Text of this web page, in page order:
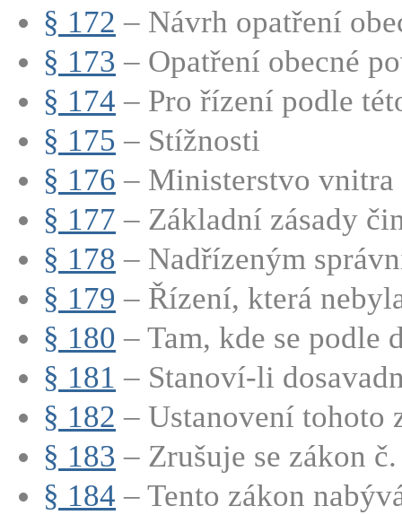
§ 172 – Návrh opatření
§ 173 – Opatření obecné
§ 174 – Pro řízení podle
§ 175 – Stížnosti
§ 176 – Ministerstvo vnitra
§ 177 – Základní zásady
§ 178 – Nadřízeným
§ 179 – Řízení, která
§ 180 – Tam, kde se podle
§ 181 – Stanoví-li
§ 182 – Ustanovení tohoto
§ 183 – Zrušuje se zákon
§ 184 – Tento zákon